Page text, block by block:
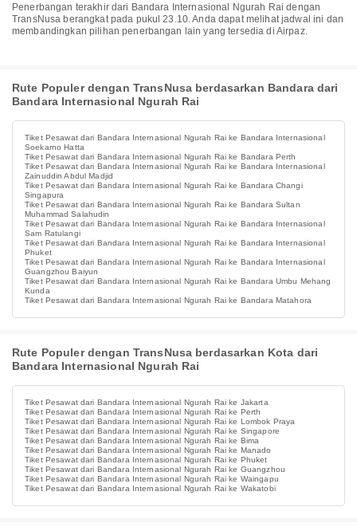
Penerbangan terakhir dari Bandara Internasional Ngurah Rai dengan
TransNusa berangkat pada pukul 23.10. Anda dapat melihat jadwal ini dan
membandingkan pilihan penerbangan lain yang tersedia di Airpaz.
Rute Populer dengan TransNusa berdasarkan Bandara dari
Bandara Internasional Ngurah Rai
Tiket Pesawat dari Bandara Internasional Ngurah Rai ke Bandara Internasional
Soekarno Hatta
Tiket Pesawat dari Bandara Internasional Ngurah Rai ke Bandara Perth
Tiket Pesawat dari Bandara Internasional Ngurah Rai ke Bandara Internasional
Zainuddin Abdul Madjid
Tiket Pesawat dari Bandara Internasional Ngurah Rai ke Bandara Changi
Singapura
Tiket Pesawat dari Bandara Internasional Ngurah Rai ke Bandara Sultan
Muhammad Salahudin
Tiket Pesawat dari Bandara Internasional Ngurah Rai ke Bandara Internasional
Sam Ratulangi
Tiket Pesawat dari Bandara Internasional Ngurah Rai ke Bandara Internasional
Phuket
Tiket Pesawat dari Bandara Internasional Ngurah Rai ke Bandara Internasional
Guangzhou Baiyun
Tiket Pesawat dari Bandara Internasional Ngurah Rai ke Bandara Umbu Mehang
Kunda
Tiket Pesawat dari Bandara Internasional Ngurah Rai ke Bandara Matahora
Rute Populer dengan TransNusa berdasarkan Kota dari
Bandara Internasional Ngurah Rai
Tiket Pesawat dari Bandara Internasional Ngurah Rai ke Jakarta
Tiket Pesawat dari Bandara Internasional Ngurah Rai ke Perth
Tiket Pesawat dari Bandara Internasional Ngurah Rai ke Lombok Praya
Tiket Pesawat dari Bandara Internasional Ngurah Rai ke Singapore
Tiket Pesawat dari Bandara Internasional Ngurah Rai ke Bima
Tiket Pesawat dari Bandara Internasional Ngurah Rai ke Manado
Tiket Pesawat dari Bandara Internasional Ngurah Rai ke Phuket
Tiket Pesawat dari Bandara Internasional Ngurah Rai ke Guangzhou
Tiket Pesawat dari Bandara Internasional Ngurah Rai ke Waingapu
Tiket Pesawat dari Bandara Internasional Ngurah Rai ke Wakatobi